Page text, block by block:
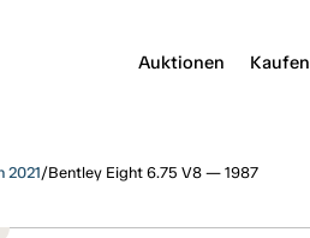
Auktionen Kaufen
2021/Bentley Eight 6.75 V8 — 1987